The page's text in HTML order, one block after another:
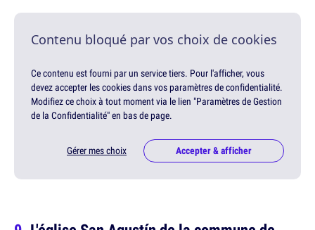
Contenu bloqué par vos choix de cookies
Ce contenu est fourni par un service tiers. Pour l'afficher, vous
devez accepter les cookies dans vos paramètres de confidentialité.
Modifiez ce choix à tout moment via le lien "Paramètres de Gestion
de la Confidentialité" en bas de page.
Gérer mes choix Accepter & afficher